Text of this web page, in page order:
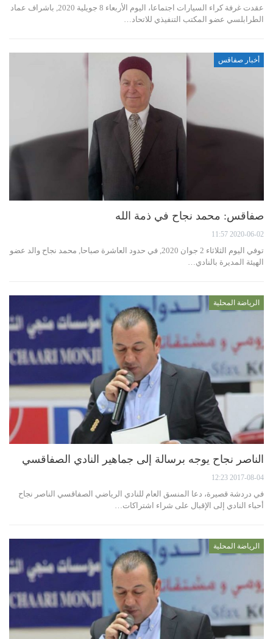
عقدت غرفة كراء السيارات اجتماعا، اليوم الأربعاء 8 جويلية 2020, باشراف عماد
الطرابلسي عضو المكتب التنفيذي للاتحاد…
أخبار صفاقس
صفاقس: محمد نجاح في ذمة الله
2020-06-02 11:57
توفي اليوم الثلاثاء 2 جوان 2020, في حدود العاشرة صباحا, محمد نجاح والد عضو
الهيئة المديرة بالنادي…
الرياضة المحلية
الناصر نجاح يوجه برسالة إلى جماهير النادي الصفاقسي
2017-08-04 12:23
في دردشة قصيرة، دعا المنسق العام للنادي الرياضي الصفاقسي الناصر نجاح
أحباء النادي إلى الإقبال على شراء اشتراكات…
الرياضة المحلية